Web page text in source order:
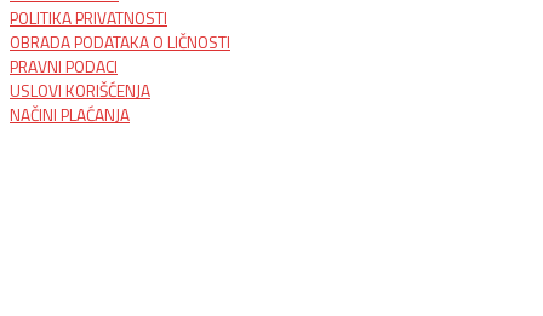
POLITIKA PRIVATNOSTI
OBRADA PODATAKA O LIČNOSTI
PRAVNI PODACI
USLOVI KORIŠĆENJA
NAČINI PLAĆANJA